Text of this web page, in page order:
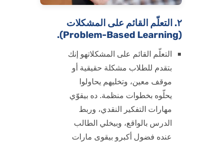
٢. التعلّم القائم على المشكلات
(Problem-Based Learning).
التعلّم القائم على المشكلاتهو إنك
بتقدم للطلاب مشكلة حقيقية أو
موقف معين، وتخليهم يحاولوا
يحلّوه بخطوات منظمة. ده بيقوّي
مهارات التفكير النقدي، وربط
الدرس بالواقع، وبيخلي الطالب
عنده فضول أكبرو بيقوى مارات